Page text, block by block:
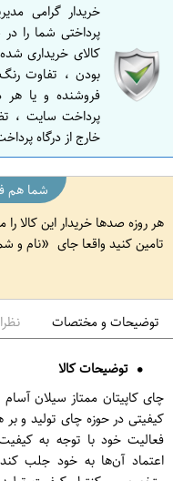
خریدار گرامی
پرداختی شما را
کالای خریداری
بودن ، تفاوت
فروشنده و یا هر
پرداخت سایت ،
خارج از درگاه
شما هم
هر روزه صدها خریدار این کالا را
تامین کنید واقعا جای
نام و
توضیحات و مختصات
توضیحات کالا
کیفیتی در حوزه چای تولید و
فعالیت خود با توجه به
اعتماد آن‌ها به خود جلب